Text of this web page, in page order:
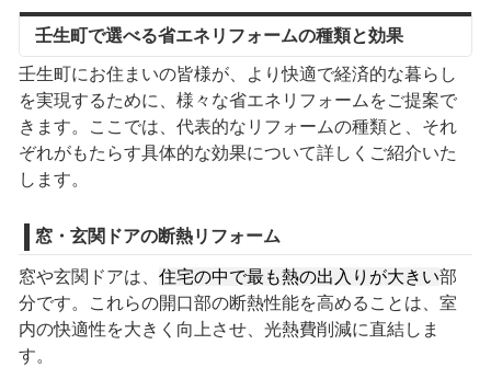
壬生町で選べる省エネリフォームの種類と効果
壬生町にお住まいの皆様が、より快適で経済的な暮らし
を実現するために、様々な省エネリフォームをご提案で
きます。ここでは、代表的なリフォームの種類と、それ
ぞれがもたらす具体的な効果について詳しくご紹介いた
します。
窓・玄関ドアの断熱リフォーム
窓や玄関ドアは、 住宅の中で最も熱の出入りが大きい部
分です。これらの開口部の断熱性能を高めることは、室
内の快適性を大きく向上させ、光熱費削減に直結しま
す。